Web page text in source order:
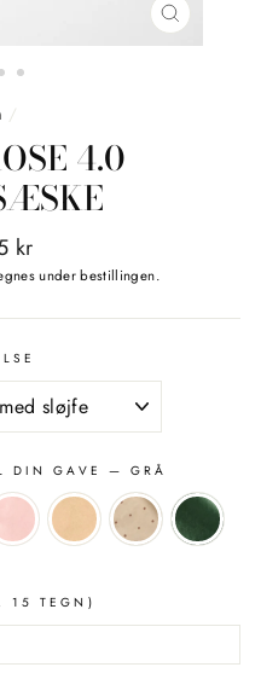
LUK
(ESC)
/
4.0
kr
under bestillingen.
DIN GAVE — GRÅ
15 TEGN)